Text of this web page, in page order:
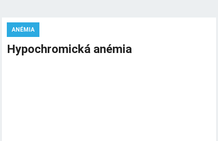
ANÉMIA
Hypochromická anémia